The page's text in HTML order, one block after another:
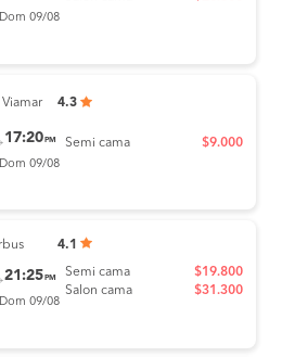
Dom 09/08
Viamar 4.3
17:20 PM
Dom 09/08
Semi cama $9.000
4.1
21:25 PM
Dom 09/08
Semi cama
Salon cama
$19.800
$31.300